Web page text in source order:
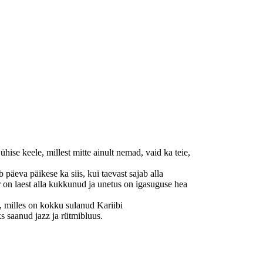
keele, millest mitte ainult nemad, vaid ka teie,
päikese ka siis, kui taevast sajab alla
laest alla kukkunud ja unetus on igasuguse hea
milles on kokku sulanud Kariibi
saanud jazz ja rütmibluus.